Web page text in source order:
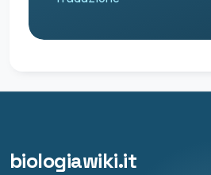
biologiawiki.it